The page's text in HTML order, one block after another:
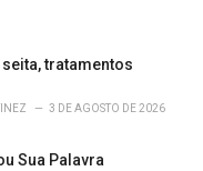
tratamentos
3 DE AGOSTO DE 2026
Sua Palavra